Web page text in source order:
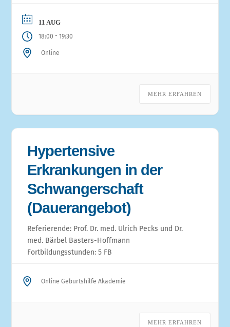
11 AUG
18:00 -19:30
Online
MEHR ERFAHREN
Hypertensive
Erkrankungen in der
Schwangerschaft​
(Dauerangebot)
Referierende: Prof. Dr. med. Ulrich Pecks und Dr.
med. Bärbel Basters-Hoffmann
Fortbildungsstunden: 5 FB
Online Geburtshilfe Akademie
MEHR ERFAHREN